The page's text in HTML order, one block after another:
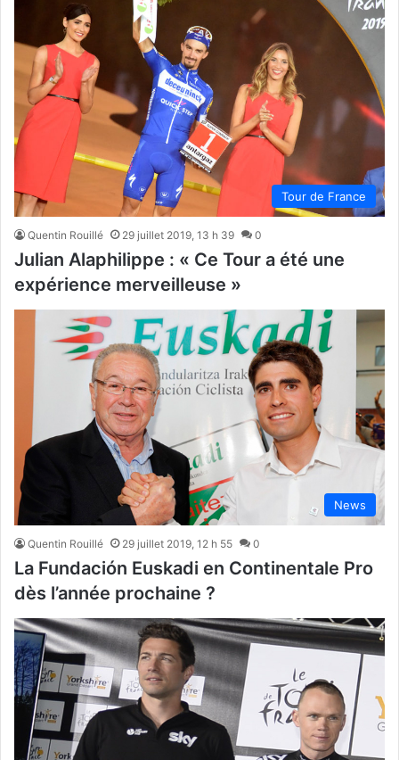
Tour de France
Quentin Rouillé 29 juillet 2019, 13 h 39 0
Julian Alaphilippe : « Ce Tour a été une
expérience merveilleuse »
News
Quentin Rouillé 29 juillet 2019, 12 h 55 0
La Fundación Euskadi en Continentale Pro
dès l’année prochaine ?